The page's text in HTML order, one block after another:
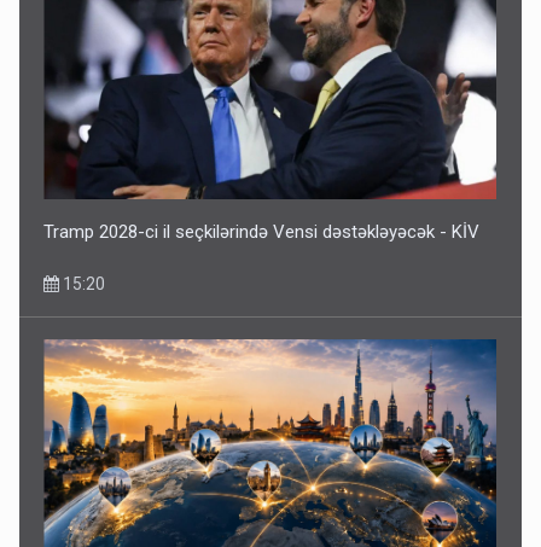
Tramp 2028-ci il seçkilərində Vensi dəstəkləyəcək - KİV
15:20